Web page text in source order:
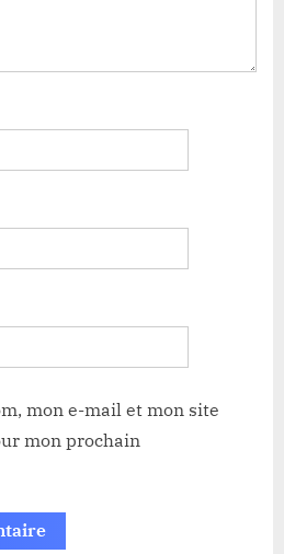
mon e-mail et mon site
mon prochain